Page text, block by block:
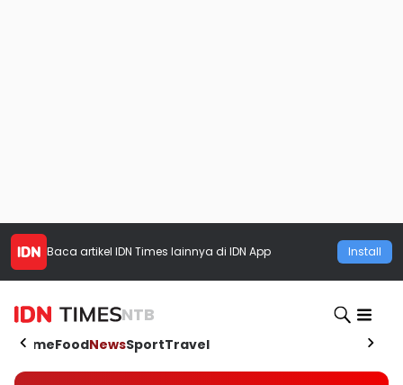
Baca artikel IDN Times lainnya di IDN App Install
NTB
HomeFoodNewsSportTravel